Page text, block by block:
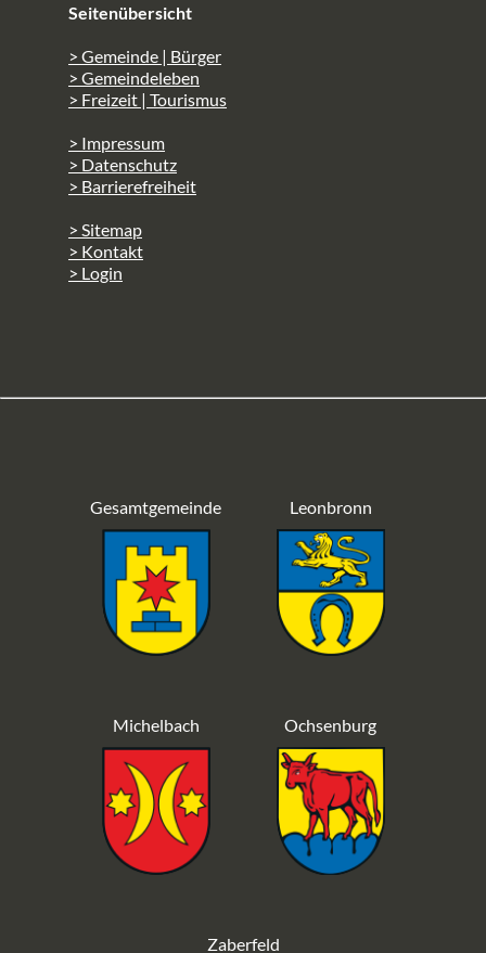
Seitenübersicht
> Gemeinde | Bürger
> Gemeindeleben
> Freizeit | Tourismus
> Impressum
> Datenschutz
> Barrierefreiheit
> Sitemap
> Kontakt
> Login
Gesamtgemeinde Leonbronn
Michelbach Ochsenburg
Zaberfeld